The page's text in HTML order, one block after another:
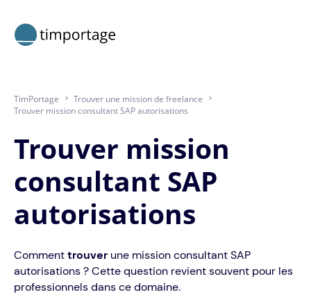
TimPortage > Trouver une mission de freelance
>
Trouver mission consultant SAP autorisations
Trouver mission
consultant SAP
autorisations
Commenttrouverune mission consultant SAP
autorisations ? Cette question revient souvent pour les
professionnels dans ce domaine.